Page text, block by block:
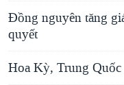
Đồng nguyên tăng
quyết
Hoa Kỳ, Trung